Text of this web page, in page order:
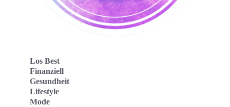
Los Best
Finanziell
Gesundheit
Lifestyle
Mode